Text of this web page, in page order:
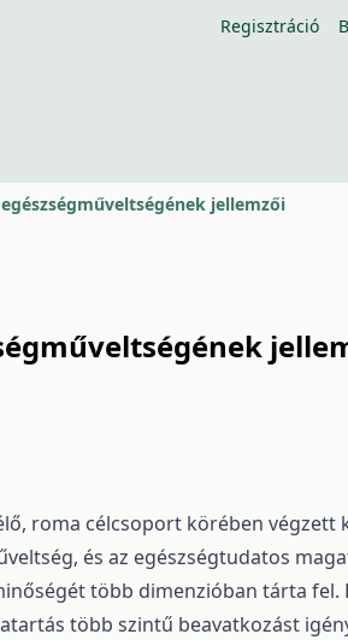
Regisztráció
jellemzői
roma célcsoport körében végzett
és az egészségtudatos
több dimenzióban tárta fel.
több szintű beavatkozást